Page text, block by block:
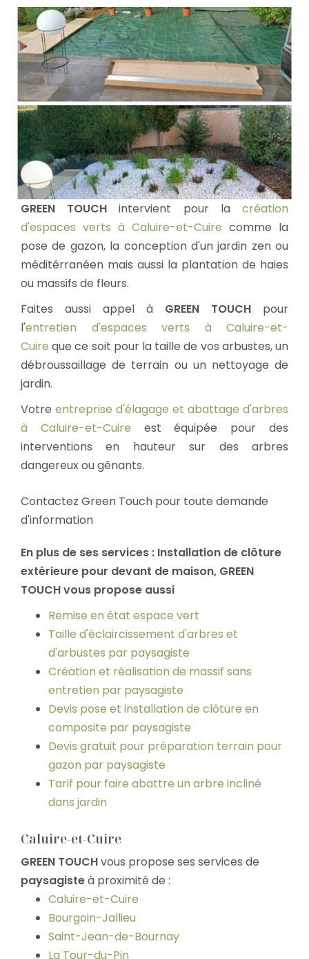
GREEN TOUCH intervient pour lacréation
d'espaces verts à Caluire-et-Cuire comme la
pose de gazon, la conception d'un jardin zen ou
méditérranéen mais aussi la plantation de haies
ou massifs de fleurs.
Faites aussi appel à GREEN TOUCH pour
l'entretien d'espaces verts à Caluire-et-
Cuire que ce soit pour la taille de vos arbustes, un
débroussaillage de terrain ou un nettoyage de
jardin.
Votre entreprise d'élagage et abattage d'arbres
à Caluire-et-Cuire est équipée pour des
interventions en hauteur sur des arbres
dangereux ou gênants.
Contactez Green Touch pour toute demande
d'information
En plus de ses services : Installation de clôture
extérieure pour devant de maison, GREEN
TOUCH vous propose aussi
Remise en état espace vert
Taille d'éclaircissement d'arbres et
d'arbustes par paysagiste
Création et réalisation de massif sans
entretien par paysagiste
Devis pose et installation de clôture en
composite par paysagiste
Devis gratuit pour préparation terrain pour
gazon par paysagiste
Tarif pour faire abattre un arbre incliné
dans jardin
Caluire-et-Cuire
GREEN TOUCHvous propose ses services de
paysagisteà proximité de :
Caluire-et-Cuire
Bourgoin-Jallieu
Saint-Jean-de-Bournay
La Tour-du-Pin